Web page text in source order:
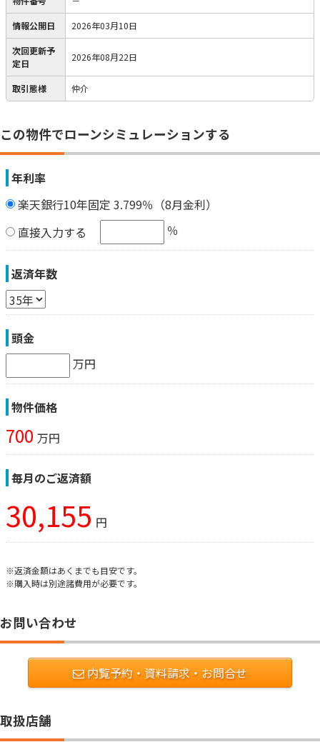
情報公開日 2026年03月10日
次回更新予
定日
2026年08月22日
取引態様 仲介
この物件でローンシミュレーションする
年利率
楽天銀行10年固定 3.799％（8月金利）
直接入力する
％
返済年数
頭金
万円
物件価格
700 万円
毎月のご返済額
30,155 円
※返済金額はあくまでも目安です。
※購入時は別途諸費用が必要です。
お問い合わせ
内覧予約・資料請求・お問合せ
取扱店舗